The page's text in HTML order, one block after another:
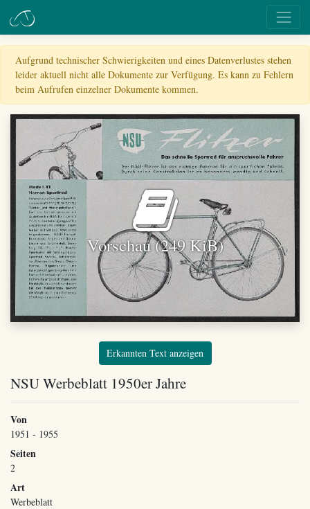
Aufgrund technischer Schwierigkeiten und eines Datenverlustes stehen
leider aktuell nicht alle Dokumente zur Verfügung. Es kann zu Fehlern
beim Aufrufen einzelner Dokumente kommen.
Vorschau (249 KiB)
Erkannten Text anzeigen
NSU Werbeblatt 1950er Jahre
Von
1951 - 1955
Seiten
2
Art
Werbeblatt